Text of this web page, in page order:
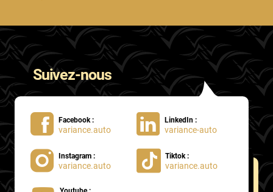
Ora
Peugeot
Plymouth
Pontiac
Porsche
Proton
Suivez-nous
Facebook :
variance.auto
LinkedIn :
variance-auto
Instagram :
variance.auto
Tiktok :
variance.auto